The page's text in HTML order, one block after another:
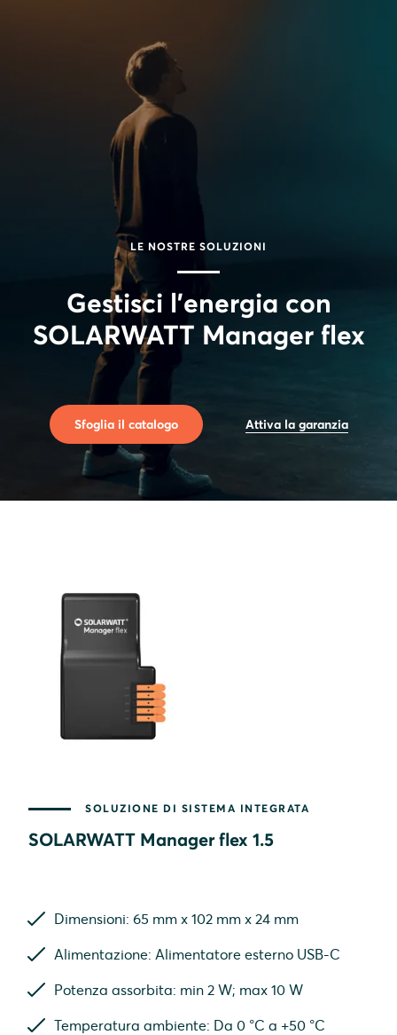
LE NOSTRE SOLUZIONI
Gestisci l'energia con
SOLARWATT Manager flex
Sfoglia il catalogo Attiva la garanzia
SOLUZIONE DI SISTEMA INTEGRATA
SOLARWATT Manager flex 1.5
Dimensioni: 65 mm x 102 mm x 24 mm
Alimentazione: Alimentatore esterno USB-C
Potenza assorbita: min 2 W; max 10 W
Temperatura ambiente: Da 0 °C a +50 °C